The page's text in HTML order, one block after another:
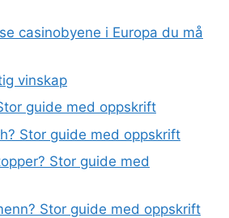
casinobyene i Europa du må
vinskap
guide med oppskrift
Stor guide med oppskrift
Stor guide med
Stor guide med oppskrift